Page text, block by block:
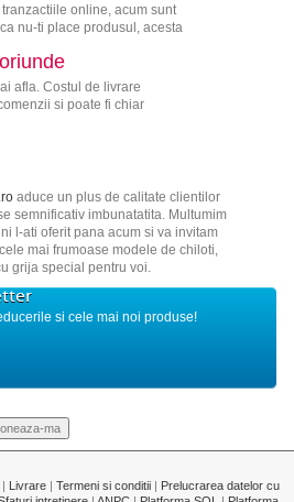
online, acum sunt
nu-ti place produsul, acesta
afla. Costul de livrare
si poate fi chiar
aduce un plus de calitate clientilor
semnificativ imbunatatita. Multumim
l-ati oferit pana acum si va invitam
mai frumoase modele de chiloti,
grija special pentru voi.
si cele mai noi produse!
Livrare Termeni si conditii
Prelucrarea datelor cu